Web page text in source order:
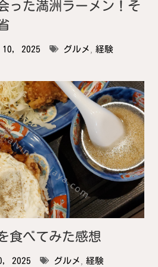
った満洲ラーメン！そ
10, 2025 グルメ 経験
食べてみた感想
2025 グルメ 経験